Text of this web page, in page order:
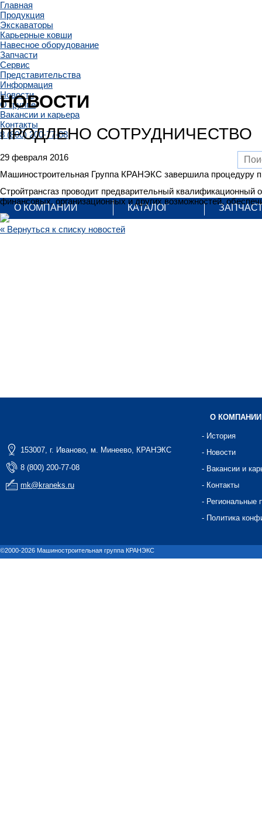
Главная
Продукция
Экскаваторы
Карьерные ковши
Навесное оборудование
Запчасти
Сервис
Представительства
Информация
Новости
О группе
Вакансии и карьера
Контакты
8 (800) 200-77-08
О КОМПАНИИ КАТАЛОГ
НОВОСТИ
ПРОДЛЕНО СОТРУДНИЧЕСТВО
29 февраля 2016
Машиностроительная Группа КРАНЭКС завершила процедуру
Стройтрансгаз проводит предварительный
финансовых, организационных и других возможностей,
« Вернуться к списку новостей
153007, г. Иваново, м. Минеево, КРАНЭКС
8 (800) 200-77-08
mk@kraneks.ru
О КОМПАНИИ
- История
- Новости
- Вакансии и
- Контакты
- Региональные
- Политика
©2000-2026 Машиностроительная группа КРАНЭКС